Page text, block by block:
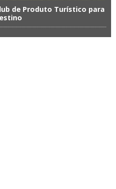
de Produto Turístico para